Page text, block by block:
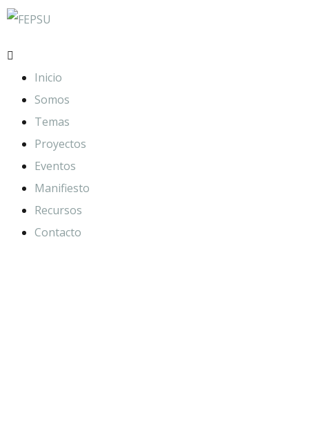
Inicio
Somos
Temas
Proyectos
Eventos
Manifiesto
Recursos
Contacto